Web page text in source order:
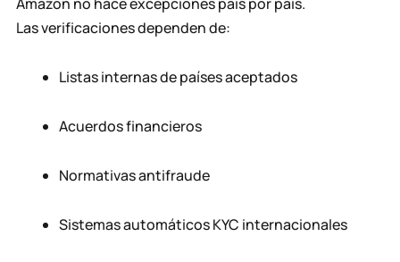
Las verificaciones dependen de:
Listas internas de países aceptados
Acuerdos financieros
Normativas antifraude
Sistemas automáticos KYC internacionales